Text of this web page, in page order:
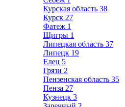
Курская область 38
Курск 27
Фатеж 1
Щигры 1
Липецкая область 37
Липецк 19
Елец 5
Грязи 2
Пензенская область 35
Пенза 27
Кузнецк 3